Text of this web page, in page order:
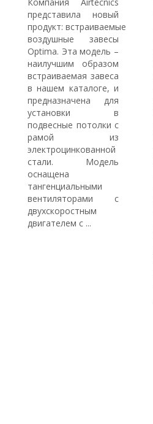
Компания Airtècnics
представила новый
продукт: встраиваемые
воздушные завесы
Optima. Эта модель –
наилучшим образом
встраиваемая завеса
в нашем каталоге, и
предназначена для
установки в
подвесные потолки с
рамой из
электроцинкованной
стали. Модель
оснащена
тангенциальными
вентиляторами с
двухскоростным
двигателем с ...